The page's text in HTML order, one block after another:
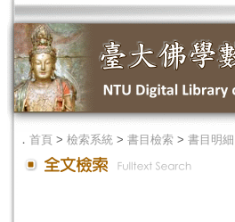
． 首頁 > 檢索系統 > 書目檢索 > 書目明細